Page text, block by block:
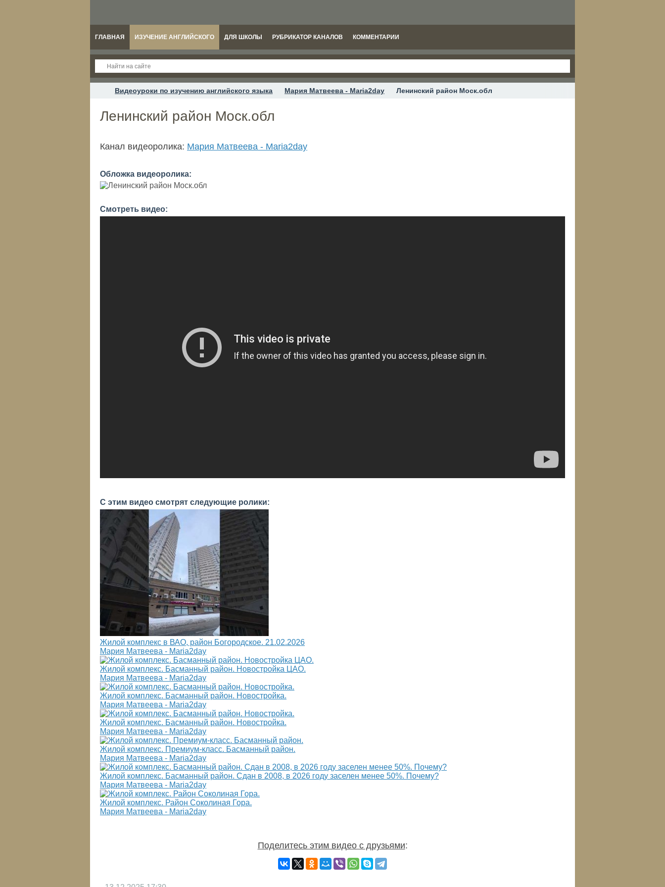
ГЛАВНАЯ ИЗУЧЕНИЕ АНГЛИЙСКОГО ДЛЯ ШКОЛЫ РУБРИКАТОР КАНАЛОВ КОММЕНТАРИИ
Видеоуроки по изучению английского языка Мария Матвеева - Maria2day Ленинский район Моск.обл
Ленинский район Моск.обл
Канал видеоролика: Мария Матвеева - Maria2day
Обложка видеоролика:
Смотреть видео:
С этим видео смотрят следующие ролики:
Жилой комплекс в ВАО, район Богородское. 21.02.2026
Мария Матвеева - Maria2day
Жилой комплекс. Басманный район. Новостройка ЦАО.
Мария Матвеева - Maria2day
Жилой комплекс. Басманный район. Новостройка.
Мария Матвеева - Maria2day
Жилой комплекс. Басманный район. Новостройка.
Мария Матвеева - Maria2day
Жилой комплекс. Премиум-класс. Басманный район.
Мария Матвеева - Maria2day
Жилой комплекс. Басманный район. Сдан в 2008, в 2026 году заселен менее 50%. Почему?
Мария Матвеева - Maria2day
Жилой комплекс. Район Соколиная Гора.
Мария Матвеева - Maria2day
Поделитесь этим видео с друзьями: